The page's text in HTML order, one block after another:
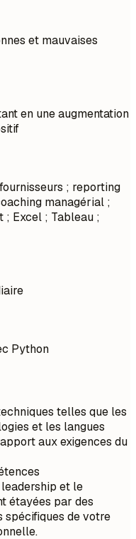
et mauvaises
en une augmentation
; reporting
managérial ;
; Excel ; Tableau ;
Python
telles que les
et les langues
aux exigences du
et le
étayées par des
spécifiques de votre